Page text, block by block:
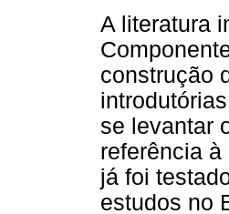
A literatura
construção
se levantar
referência
já foi
estudos no